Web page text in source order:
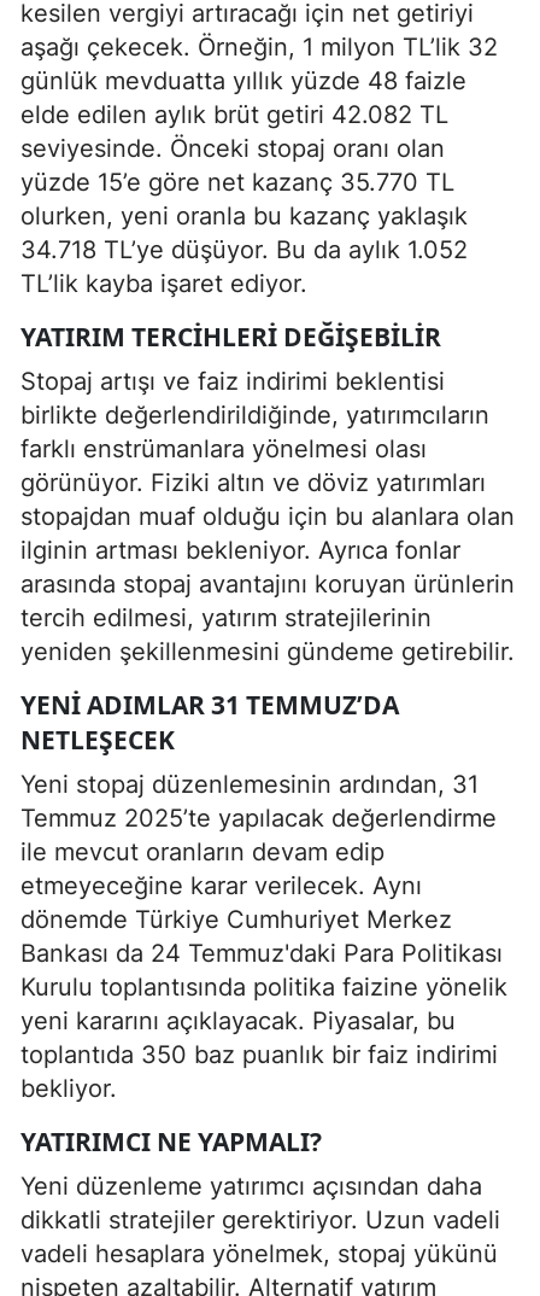
kesilen vergiyi artıracağı için net getiriyi
aşağı çekecek. Örneğin, 1 milyon TL’lik 32
günlük mevduatta yıllık yüzde 48 faizle
elde edilen aylık brüt getiri 42.082 TL
seviyesinde. Önceki stopaj oranı olan
yüzde 15’e göre net kazanç 35.770 TL
olurken, yeni oranla bu kazanç yaklaşık
34.718 TL’ye düşüyor. Bu da aylık 1.052
TL’lik kayba işaret ediyor.
YATIRIM TERCIHLERI DEĞIŞEBILIR
Stopaj artışı ve faiz indirimi beklentisi
birlikte değerlendirildiğinde, yatırımcıların
farklı enstrümanlara yönelmesi olası
görünüyor. Fiziki altın ve döviz yatırımları
stopajdan muaf olduğu için bu alanlara olan
ilginin artması bekleniyor. Ayrıca fonlar
arasında stopaj avantajını koruyan ürünlerin
tercih edilmesi, yatırım stratejilerinin
yeniden şekillenmesini gündeme getirebilir.
YENI ADIMLAR 31 TEMMUZ’DA
NETLEŞECEK
Yeni stopaj düzenlemesinin ardından, 31
Temmuz 2025’te yapılacak değerlendirme
ile mevcut oranların devam edip
etmeyeceğine karar verilecek. Aynı
dönemde Türkiye Cumhuriyet Merkez
Bankası da 24 Temmuz'daki Para Politikası
Kurulu toplantısında politika faizine yönelik
yeni kararını açıklayacak. Piyasalar, bu
toplantıda 350 baz puanlık bir faiz indirimi
bekliyor.
YATIRIMCI NE YAPMALI?
Yeni düzenleme yatırımcı açısından daha
dikkatli stratejiler gerektiriyor. Uzun vadeli
vadeli hesaplara yönelmek, stopaj yükünü
nispeten azaltabilir. Alternatif yatırım